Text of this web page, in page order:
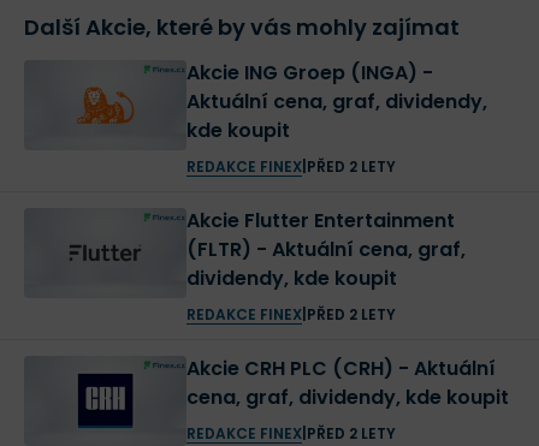
Další Akcie, které by vás mohly zajímat
Akcie ING Groep (INGA) -
Aktuální cena, graf, dividendy,
kde koupit
REDAKCE FINEX| PŘED 2 LETY
Akcie Flutter Entertainment
(FLTR) - Aktuální cena, graf,
dividendy, kde koupit
REDAKCE FINEX| PŘED 2 LETY
Akcie CRH PLC (CRH) - Aktuální
cena, graf, dividendy, kde koupit
REDAKCE FINEX| PŘED 2 LETY